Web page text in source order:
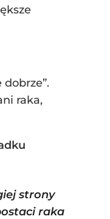
raka,
strony
raka